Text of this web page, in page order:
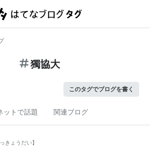
獨協大
このタグでブログを書く
ットで話題 関連ブログ
きょうだい】